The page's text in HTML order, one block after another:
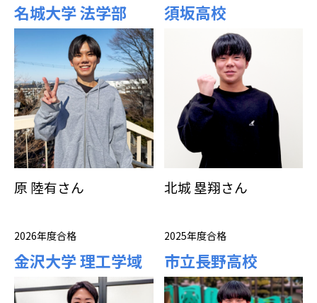
名城大学 法学部
原 陸有さん
須坂高校
北城 塁翔さん
2026年度合格
金沢大学 理工学域
2025年度合格
市立長野高校